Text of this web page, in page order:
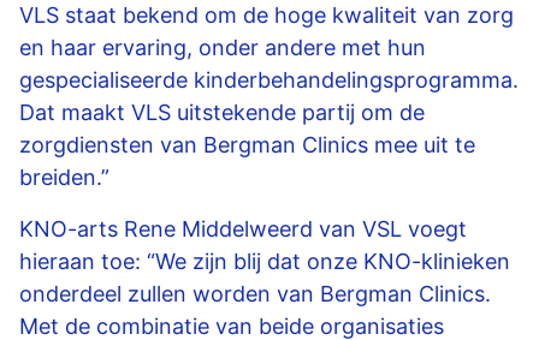
VLS staat bekend om de hoge kwaliteit van zorg
en haar ervaring, onder andere met hun
gespecialiseerde kinderbehandelingsprogramma.
Dat maakt VLS uitstekende partij om de
zorgdiensten van Bergman Clinics mee uit te
breiden.”
KNO-arts Rene Middelweerd van VSL voegt
hieraan toe: “We zijn blij dat onze KNO-klinieken
onderdeel zullen worden van Bergman Clinics.
Met de combinatie van beide organisaties